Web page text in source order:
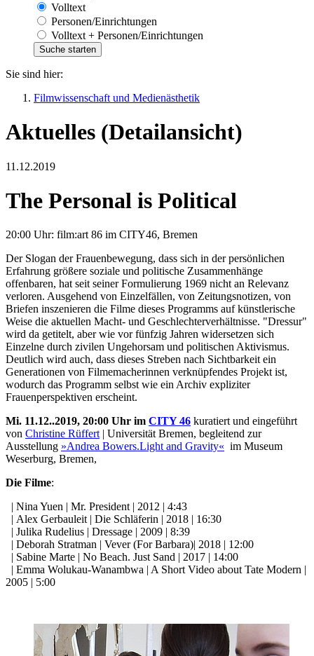
Volltext
Personen/Einrichtungen
Volltext + Personen/Einrichtungen
Sie sind hier:
Filmwissenschaft und Medienästhetik
Aktuelles (Detailansicht)
11.12.2019
The Personal is Political
20:00 Uhr: film:art 86 im CITY46, Bremen
Der Slogan der Frauenbewegung, dass sich in der persönlichen
Erfahrung größere soziale und politische Zusammenhänge
offenbaren, hat seit seiner Formulierung 1969 nicht an Relevanz
verloren. Ausgehend von Einzelfällen, von Zeitungsnotizen, von
Briefen inszenieren die Filme dieses Programms auf künstlerische
Weise die aktuellen Macht- und Geschlechterverhältnisse. "Dressur"
wird da getitelt, aber wie vor fünfzig Jahren widersetzen sich
Einzelne durch zivilen Ungehorsam und politischen Aktivismus.
Deutlich wird auch, dass dieses Streben nach Sichtbarkeit ein
Generationen von Filmemacherinnen verknüpfendes Projekt ist,
wodurch das Programm selbst wie ein Archiv expliziter
Frauenperspektiven erscheint.
Mi. 11.12..2019, 20:00 Uhr im CITY 46 kuratiert und eingeführt
von Christine Rüffert | Universität Bremen, begleitend zur
Ausstellung »Andrea Bowers.Light and Gravity« im Museum
Weserburg, Bremen,
Die Filme:
| Nina Yuen | Mr. President | 2012 | 4:43
| Alex Gerbauleit | Die Schläferin | 2018 | 16:30
| Julika Rudelius | Dressage | 2009 | 8:39
| Deborah Stratman | Vever (For Barbara)| 2018 | 12:00
| Sabine Marte | No Beach. Just Sand | 2017 | 14:00
| Emma Wolukau-Wanambwa | A Short Video about Tate Modern |
2005 | 5:00